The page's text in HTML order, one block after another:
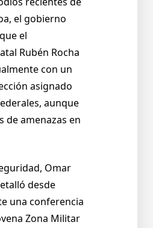
el gobierno
el
Rubén Rocha
con un
asignado
aunque
de amenazas en
Omar
desde
una conferencia
Zona Militar